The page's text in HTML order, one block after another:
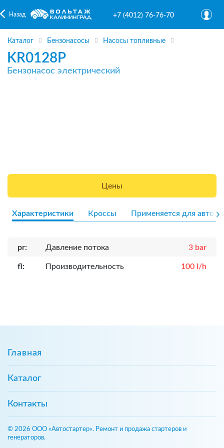
Назад +7 (4012) 76-76-70
Каталог Бензонасосы Насосы топливные
KR0128P
Бензонасос электрический
Цены
Характеристики Кроссы Применяется для авто
pr: Давление потока 3 bar
fl: Производительность 100 l/h
Главная
Каталог
Контакты
© 2026 ООО «Автостартер». Ремонт и продажа стартеров и
генераторов.